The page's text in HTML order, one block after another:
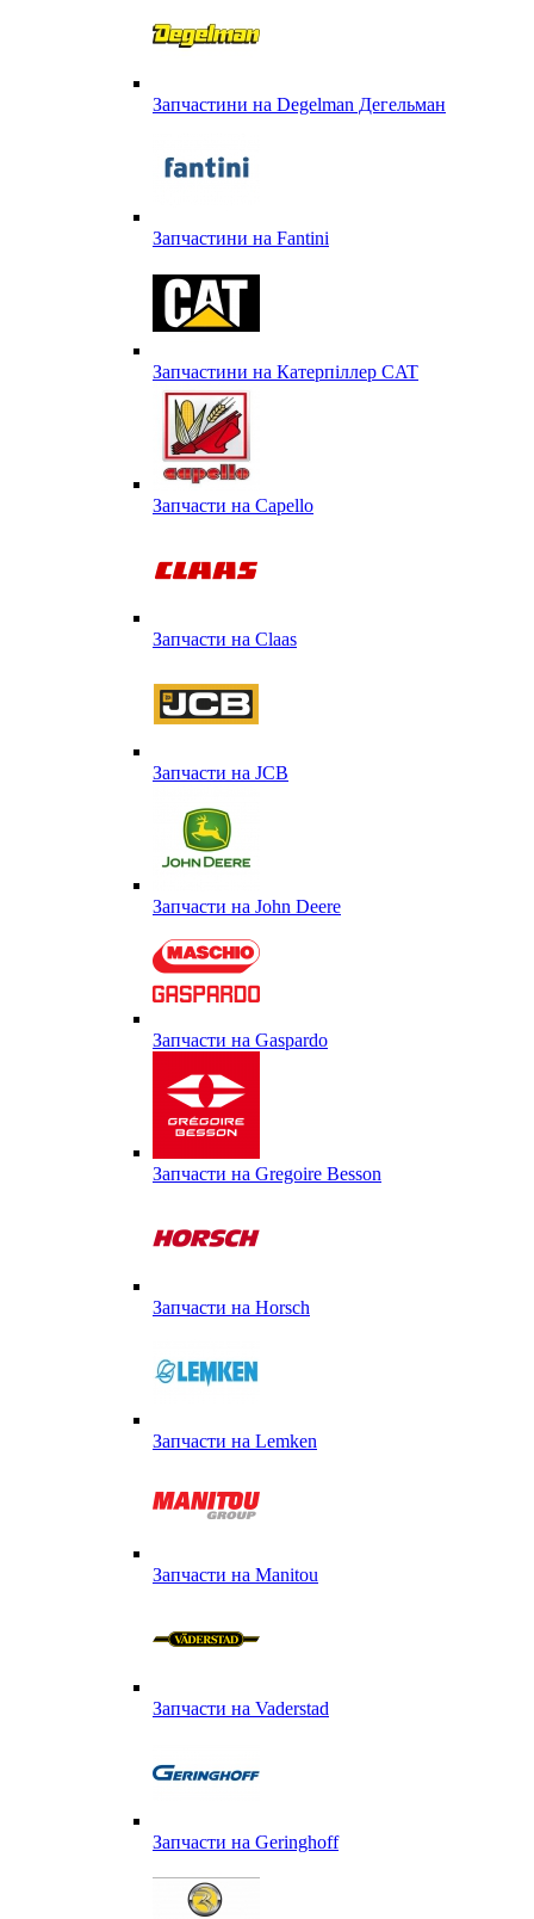
Запчастини на Degelman Дегельман
Запчастини на Fantini
Запчастини на Катерпіллер CAT
Запчасти на Capello
Запчасти на Сlaas
Запчасти на JCB
Запчасти на John Deere
Запчасти на Gaspardo
Запчасти на Gregoire Besson
Запчасти на Horsch
Запчасти на Lemken
Запчасти на Manitou
Запчасти на Vaderstad
Запчасти на Geringhoff